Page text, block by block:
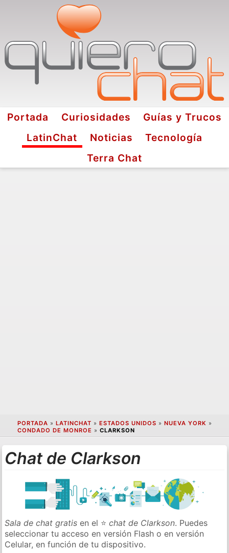
Portada Curiosidades
Guías y Trucos
LatinChat
Noticias
Tecnología
Terra Chat
PORTADA » LATINCHAT » ESTADOS UNIDOS » NUEVA YORK »
CONDADO DE MONROE » CLARKSON
Chat de Clarkson
Sala de chat gratis en el ⭐chat de Clarkson. Puedes
seleccionar tu acceso en versión Flash o en versión
Celular, en función de tu dispositivo.